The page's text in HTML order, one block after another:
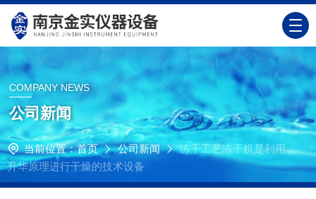
COMPANY NEWS
公司新闻
当前位置：首页 公司新闻
冻干工艺冻干机是利用
升华原理进行干燥的技术设备